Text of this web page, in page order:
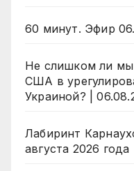
60 минут. Эфир
Не слишком ли
США в
Украиной? |
Лабиринт
августа 2026 года